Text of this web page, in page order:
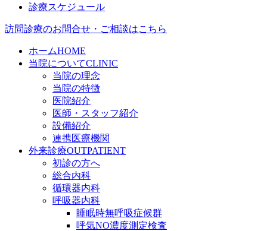
診療スケジュール
訪問診療のお問合せ・ご相談はこちら
ホームHOME
当院についてCLINIC
当院の理念
当院の特徴
医院紹介
医師・スタッフ紹介
設備紹介
連携医療機関
外来診療OUTPATIENT
初診の方へ
総合内科
循環器内科
呼吸器内科
睡眠時無呼吸症候群
呼気NO濃度測定検査